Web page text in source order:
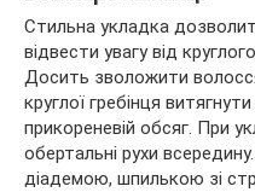
Стильна укладка
відвести увагу від
Досить зволожити
круглої гребінця
прикореневій обсяг. При
обертальні рухи
діадемою, шпилькою зі